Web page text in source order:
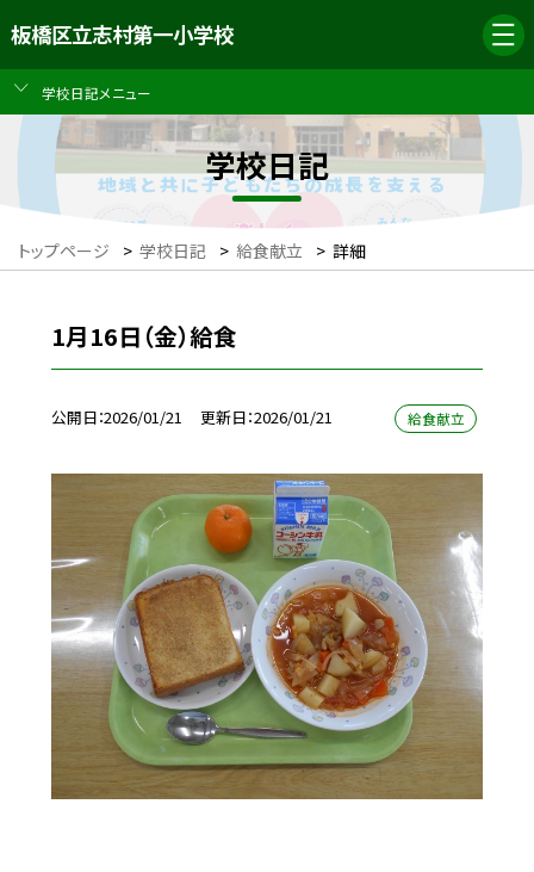
板橋区立志村第一小学校
学校日記メニュー
学校日記
トップページ > 学校日記 > 給食献立 > 詳細
1月16日（金）給食
公開日 2026/01/21 更新日 2026/01/21 給食献立